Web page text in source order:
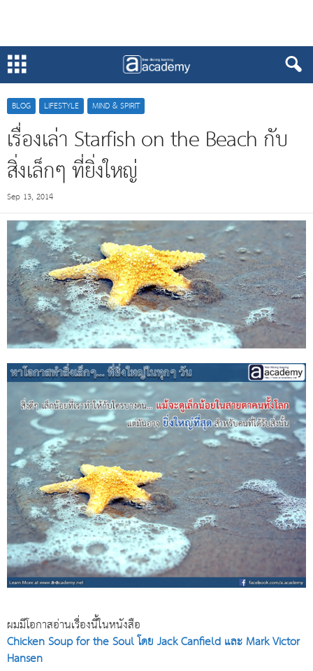
BLOG LIFESTYLE MIND & SPIRIT
เรื่องเล่า Starfish on the Beach กับ
สิ่งเล็กๆ ที่ยิ่งใหญ่
Sep 13, 2014
ผมมีโอกาสอ่านเรื่องนี้ในหนังสือ
Chicken Soup for the Soul โดย Jack Canfield และ Mark Victor
Hansen